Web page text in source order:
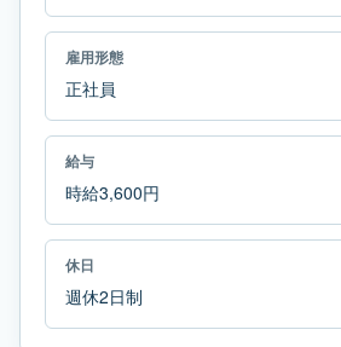
雇用形態
正社員
給与
時給3,600円
休日
週休2日制